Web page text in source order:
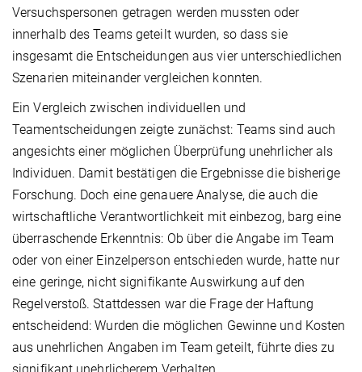
Versuchspersonen getragen werden mussten oder
innerhalb des Teams geteilt wurden, so dass sie
insgesamt die Entscheidungen aus vier unterschiedlichen
Szenarien miteinander vergleichen konnten.
Ein Vergleich zwischen individuellen und
Teamentscheidungen zeigte zunächst: Teams sind auch
angesichts einer möglichen Überprüfung unehrlicher als
Individuen. Damit bestätigen die Ergebnisse die bisherige
Forschung. Doch eine genauere Analyse, die auch die
wirtschaftliche Verantwortlichkeit mit einbezog, barg eine
überraschende Erkenntnis: Ob über die Angabe im Team
oder von einer Einzelperson entschieden wurde, hatte nur
eine geringe, nicht signifikante Auswirkung auf den
Regelverstoß. Stattdessen war die Frage der Haftung
entscheidend: Wurden die möglichen Gewinne und Kosten
aus unehrlichen Angaben im Team geteilt, führte dies zu